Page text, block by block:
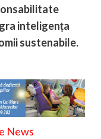
inteligența
sustenabile.
News